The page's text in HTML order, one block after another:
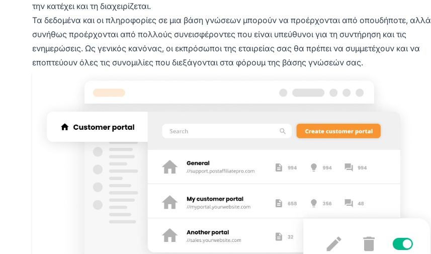
την κατέχει και τη διαχειρίζεται.
Τα δεδομένα και οι πληροφορίες σε μια βάση γνώσεων μπορούν να προέρχονται από οπουδήποτε, αλλά
συνήθως προέρχονται από πολλούς συνεισφέροντες που είναι υπεύθυνοι για τη συντήρηση και τις
ενημερώσεις. Ως γενικός κανόνας, οι εκπρόσωποι της εταιρείας σας θα πρέπει να συμμετέχουν και να
εποπτεύουν όλες τις συνομιλίες που διεξάγονται στα φόρουμ της βάσης γνώσεών σας.